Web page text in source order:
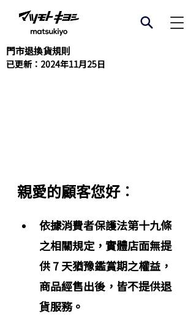
門市退換貨規則
已更新： 2024年11月25日
親愛的顧客您好︰
依據消費者保護法第十九條
之相關規定，實體店面無提
供 7 天猶豫鑑賞期之權益，
商品經售出後，皆不提供退
貨服務。